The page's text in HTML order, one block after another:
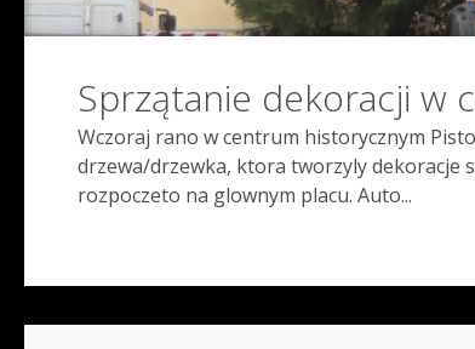
Sprzątanie dekoracji w
Wczoraj rano w centrum historycznym
drzewa/drzewka, ktora tworzyly dekoracje
rozpoczeto na glownym placu. Auto...